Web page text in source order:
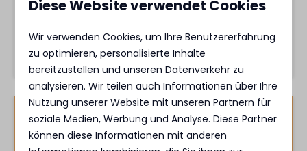
Ansehen
MarinaPark Beach Resort
Soal
Diese Website verwendet Cookies
Wir verwenden Cookies, um Ihre Benutzererfahrung
zu optimieren, personalisierte Inhalte
bereitzustellen und unseren Datenverkehr zu
analysieren. Wir teilen auch Informationen über Ihre
Nutzung unserer Website mit unseren Partnern für
soziale Medien, Werbung und Analyse. Diese Partner
können diese Informationen mit anderen